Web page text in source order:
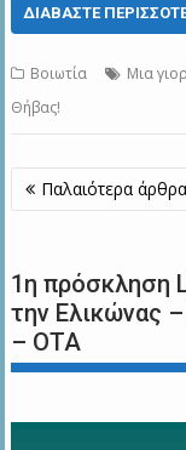
ΔΙΑΒΆΣΤΕ
Βοιωτία
Μια
Θήβας!
Πλοήγηση
άρθρων
Παλαιότερα άρθρα
1η πρόσκληση
την Ελικώνας
– ΟΤΑ